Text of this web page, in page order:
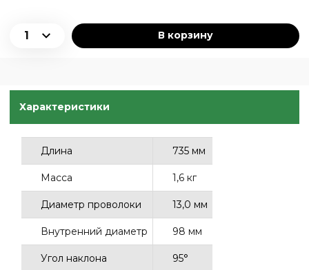
В корзину
Характеристики
Длина 735 мм
Масса 1,6 кг
Диаметр проволоки 13,0 мм
Внутренний диаметр 98 мм
Угол наклона 95°